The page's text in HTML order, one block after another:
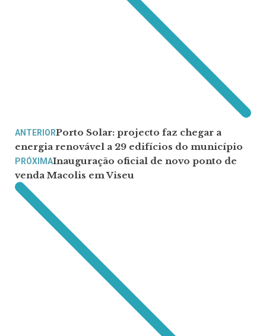
ANTERIORPorto Solar: projecto faz chegar a
energia renovável a 29 edifícios do município
PRÓXIMAInauguração oficial de novo ponto de
venda Macolis em Viseu